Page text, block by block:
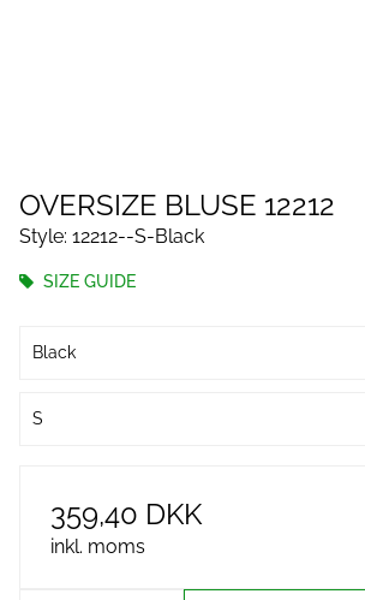
OVERSIZE BLUSE 12212
Style: 12212--S-Black
SIZE GUIDE
Black
S
359,40 DKK
inkl. moms